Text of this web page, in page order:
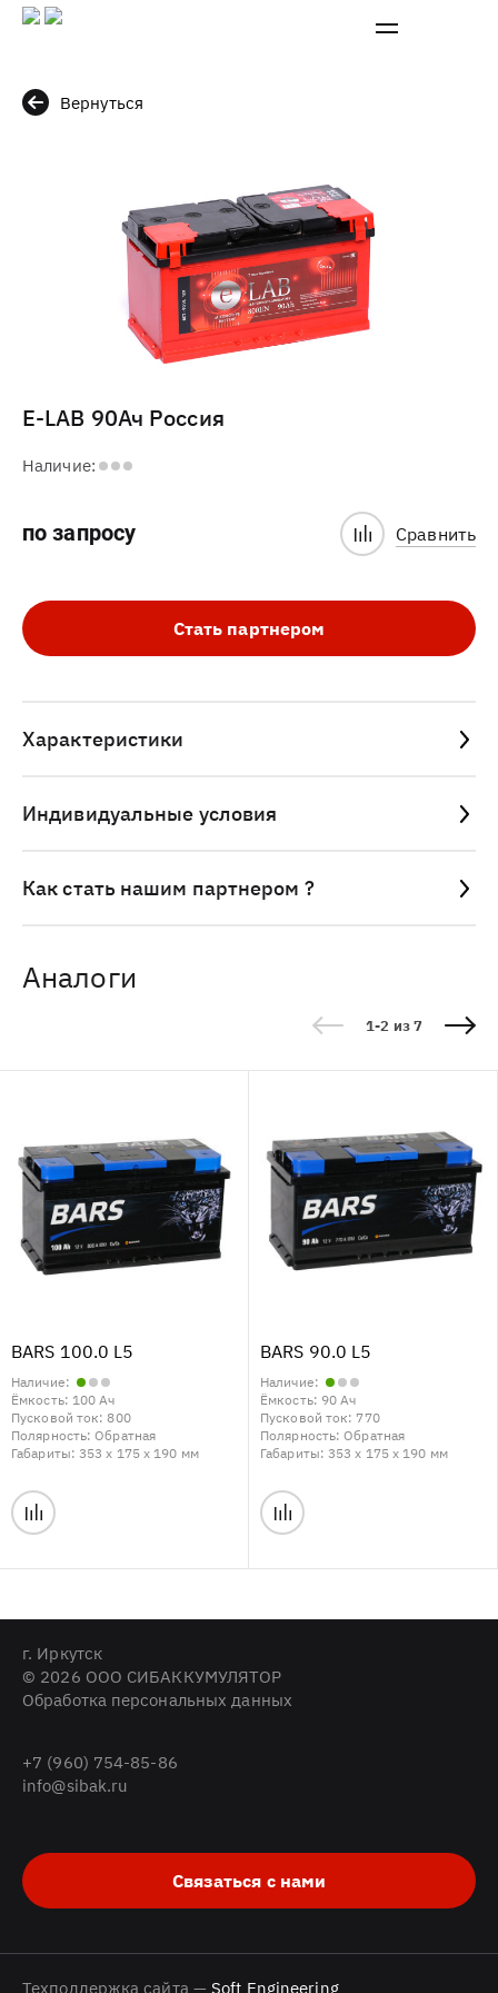
Вернуться
E-LAB 90Ач Россия
Наличие:
по запросу Сравнить
Стать партнером
Характеристики
Индивидуальные условия
Как стать нашим партнером ?
Аналоги
1-2 из 7
BARS 100.0 L5
Наличие:
Ёмкость: 100 Ач
Пусковой ток:800
Полярность:Обратная
Габариты: 353 x 175 x 190 мм
BARS 90.0 L5
Наличие:
Ёмкость: 90 Ач
Пусковой ток: 770
Полярность:Обратная
Габариты: 353 x 175 x 190 мм
г. Иркутск
© 2026 ООО СИБАККУМУЛЯТОР
Обработка персональных данных
+7 (960) 754-85-86
info@sibak.ru
Связаться с нами
Техподдержка сайта —Soft Engineering